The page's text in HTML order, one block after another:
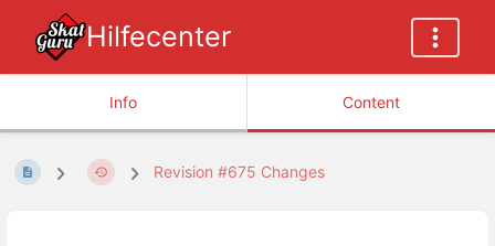
Hilfecenter
Info Content
Revision #675 Changes